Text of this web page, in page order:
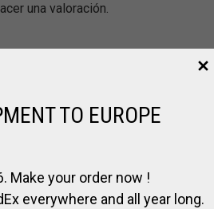
una valoración.
TO EUROPE
Make your order now !
everywhere and all year long.